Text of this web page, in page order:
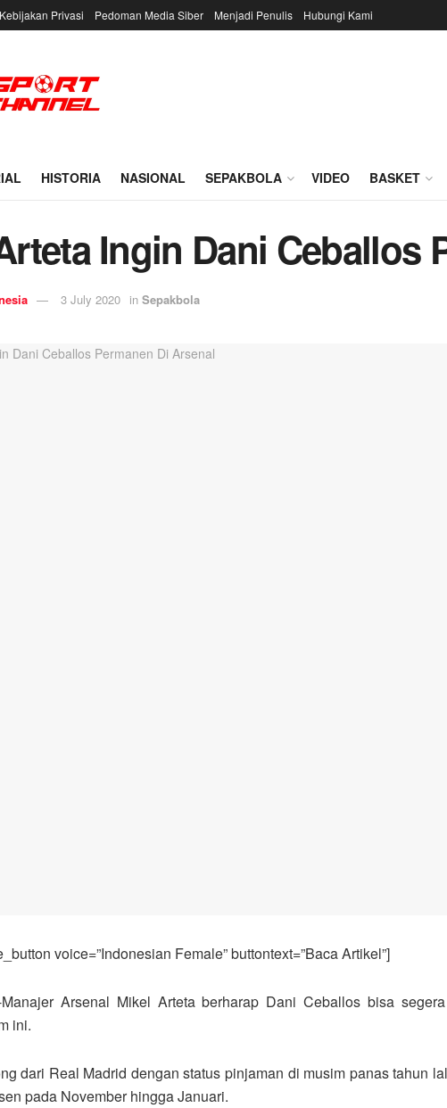
Kebijakan Privasi Pedoman Media Siber Menjadi Penulis Hubungi Kami
HISTORIA NASIONAL SEPAKBOLA VIDEO BASKET
Ingin Dani Ceballos
3 July 2020 in Sepakbola
voice=”Indonesian Female” buttontext=”Baca Artikel”]
Arsenal Mikel Arteta berharap Dani Ceballos bisa
ini.
dari Real Madrid dengan status pinjaman di musim panas tahun
pada November hingga Januari.